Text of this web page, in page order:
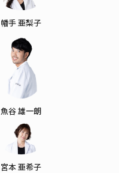
幡手 亜梨子
魚谷 雄一朗
宮本 亜希子